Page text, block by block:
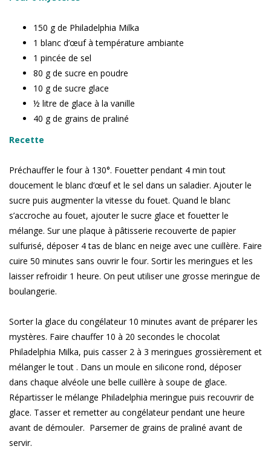
150 g de Philadelphia Milka
1 blanc d’œuf à température ambiante
1 pincée de sel
80 g de sucre en poudre
10 g de sucre glace
½ litre de glace à la vanille
40 g de grains de praliné
Recette
Préchauffer le four à 130°. Fouetter pendant 4 min tout
doucement le blanc d‘œuf et le sel dans un saladier. Ajouter le
sucre puis augmenter la vitesse du fouet. Quand le blanc
s’accroche au fouet, ajouter le sucre glace et fouetter le
mélange. Sur une plaque à pâtisserie recouverte de papier
sulfurisé, déposer 4 tas de blanc en neige avec une cuillère. Faire
cuire 50 minutes sans ouvrir le four. Sortir les meringues et les
laisser refroidir 1 heure. On peut utiliser une grosse meringue de
boulangerie.
Sorter la glace du congélateur 10 minutes avant de préparer les
mystères. Faire chauffer 10 à 20 secondes le chocolat
Philadelphia Milka, puis casser 2 à 3 meringues grossièrement et
mélanger le tout . Dans un moule en silicone rond, déposer
dans chaque alvéole une belle cuillère à soupe de glace.
Répartisser le mélange Philadelphia meringue puis recouvrir de
glace. Tasser et remetter au congélateur pendant une heure
avant de démouler. Parsemer de grains de praliné avant de
servir.